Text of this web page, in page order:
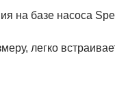
на базе насоса
легко